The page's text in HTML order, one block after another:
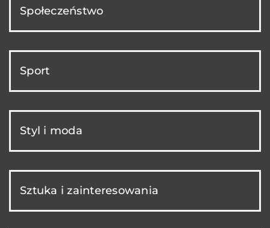
Społeczeństwo
Sport
Styl i moda
Sztuka i zainteresowania